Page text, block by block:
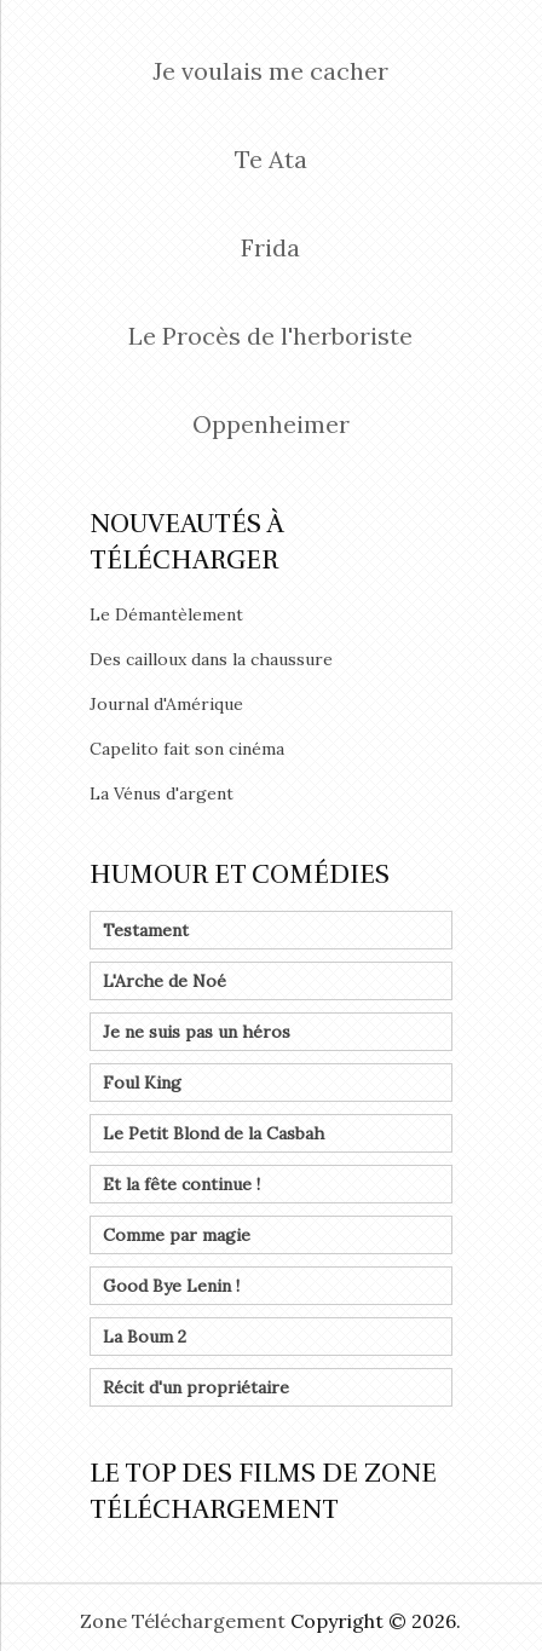
Je voulais me cacher
Te Ata
Frida
Le Procès de l'herboriste
Oppenheimer
NOUVEAUTÉS À
TÉLÉCHARGER
Le Démantèlement
Des cailloux dans la chaussure
Journal d'Amérique
Capelito fait son cinéma
La Vénus d'argent
HUMOUR ET COMÉDIES
Testament
L'Arche de Noé
Je ne suis pas un héros
Foul King
Le Petit Blond de la Casbah
Et la fête continue !
Comme par magie
Good Bye Lenin !
La Boum 2
Récit d'un propriétaire
LE TOP DES FILMS DE ZONE
TÉLÉCHARGEMENT
Zone Téléchargement Copyright © 2026.